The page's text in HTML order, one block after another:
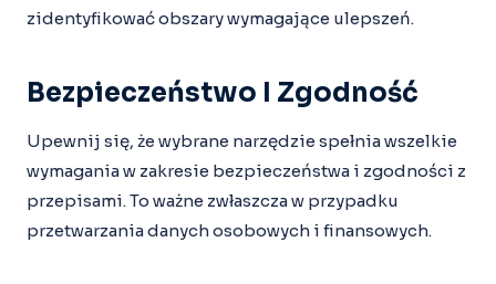
zidentyfikować obszary wymagające ulepszeń.
Bezpieczeństwo I Zgodność
Upewnij się, że wybrane narzędzie spełnia wszelkie
wymagania w zakresie bezpieczeństwa i zgodności z
przepisami. To ważne zwłaszcza w przypadku
przetwarzania danych osobowych i finansowych.